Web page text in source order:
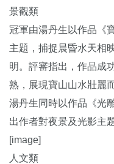
景觀類
冠軍由湯丹生以作品《
主題，捕捉晨昏水天相
明。評審指出，作品成
熟，展現寶山山水壯麗
湯丹生同時以作品《光
出作者對夜景及光影主
[image]
人文類